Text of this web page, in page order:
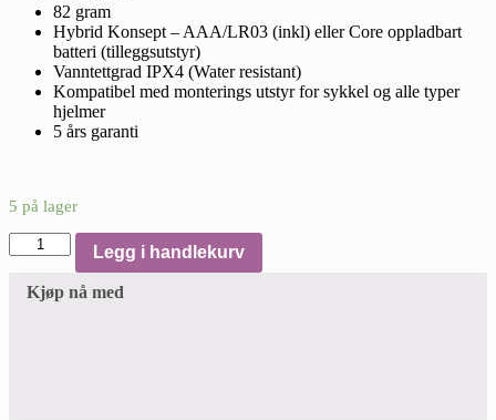
82 gram
Hybrid Konsept – AAA/LR03 (inkl) eller Core oppladbart
batteri (tilleggsutstyr)
Vanntettgrad IPX4 (Water resistant)
Kompatibel med monterings utstyr for sykkel og alle typer
hjelmer
5 års garanti
5 på lager
Petzl
TIKKA®
hodelykt
Sort
Legg i handlekurv
Kjøp nå med